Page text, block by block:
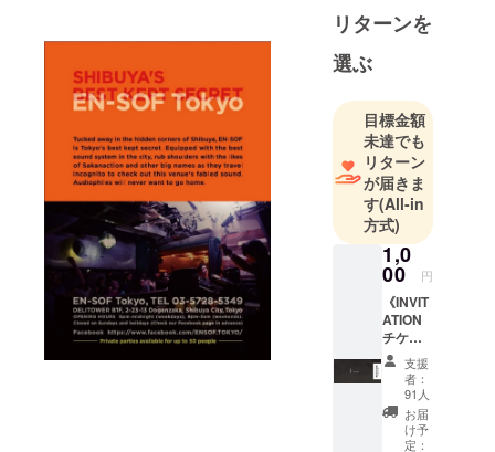
数字では無
限∞(00)と表
す。言葉に
だけでも強
力なパワー
を放つスピ
リチュアル
ワード。
リターンを
選ぶ
目標金額
未達でも
リターン
が届きま
す(All-in
方式)
1,0
00 円
《INVIT
ATION
チケッ
ト/1ド
リンク
付》x 1
枚 1ド
リンク
付き御
支援
者：
91人
お届
け予
定：